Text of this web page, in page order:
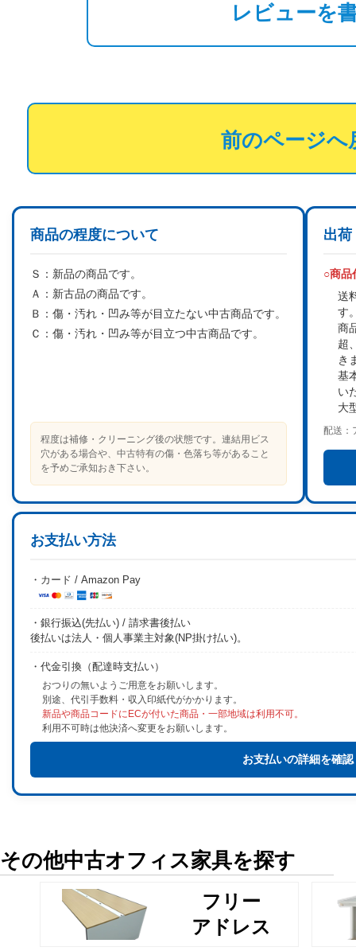
レビューを
前のページへ
商品の程度について
Ｓ： 新品の商品です。
Ａ： 新古品の商品です。
Ｂ： 傷・汚れ・凹み等が目立たない中古商品です。
Ｃ： 傷・汚れ・凹み等が目立つ中古商品です。
程度は補修・クリーニング後の状態です。連結用ビス
穴がある場合や、中古特有の傷・色落ち等があること
を予めご承知おき下さい。
出荷
○商品
送
す
商
超
き
基
い
大
配送：
お支払い方法
・カード / Amazon Pay
・銀行振込(先払い) / 請求書後払い
後払いは法人・個人事業主対象(NP掛け払い)。
・代金引換（配達時支払い）
おつりの無いようご用意をお願いします。
別途、代引手数料・収入印紙代がかかります。
新品や商品コードにECが付いた商品・一部地域は利用不可。
利用不可時は他決済へ変更をお願いします。
お支払いの詳細を確認
その他中古オフィス家具を探す
フリー
アドレス